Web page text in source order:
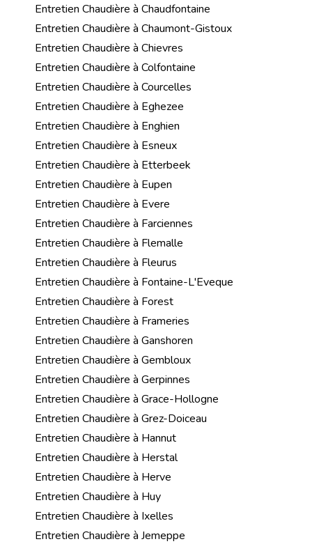
Entretien Chaudière à Chaudfontaine
Entretien Chaudière à Chaumont-Gistoux
Entretien Chaudière à Chievres
Entretien Chaudière à Colfontaine
Entretien Chaudière à Courcelles
Entretien Chaudière à Eghezee
Entretien Chaudière à Enghien
Entretien Chaudière à Esneux
Entretien Chaudière à Etterbeek
Entretien Chaudière à Eupen
Entretien Chaudière à Evere
Entretien Chaudière à Farciennes
Entretien Chaudière à Flemalle
Entretien Chaudière à Fleurus
Entretien Chaudière à Fontaine-L'Eveque
Entretien Chaudière à Forest
Entretien Chaudière à Frameries
Entretien Chaudière à Ganshoren
Entretien Chaudière à Gembloux
Entretien Chaudière à Gerpinnes
Entretien Chaudière à Grace-Hollogne
Entretien Chaudière à Grez-Doiceau
Entretien Chaudière à Hannut
Entretien Chaudière à Herstal
Entretien Chaudière à Herve
Entretien Chaudière à Huy
Entretien Chaudière à Ixelles
Entretien Chaudière à Jemeppe